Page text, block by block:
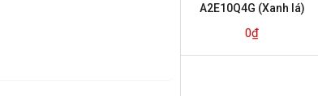
A2E10Q4G (Xanh lá)
0₫